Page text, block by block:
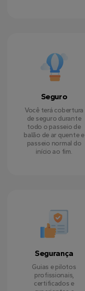
Seguro
Você terá cobertura
de seguro durante
todo o passeio de
balão de ar quente e
passeio normal do
início ao fim.
Segurança
Guias e pilotos
profissionais,
certificados e